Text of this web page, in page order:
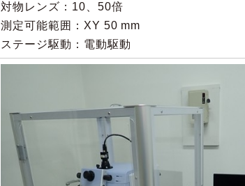
対物レンズ：10、50倍
測定可能範囲：XY 50 mm
ステージ駆動：電動駆動